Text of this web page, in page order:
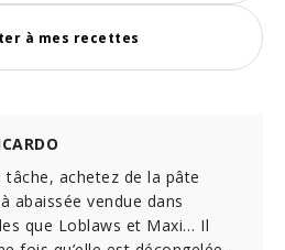
à mes recettes
achetez de la pâte
abaissée vendue dans
que Loblaws et Maxi… Il